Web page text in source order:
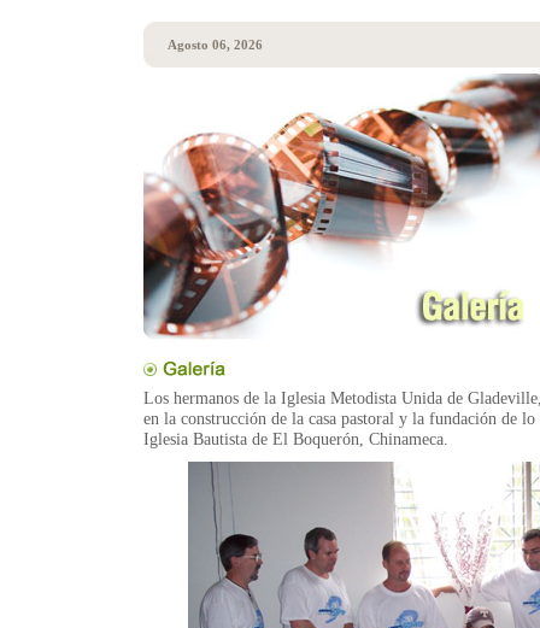
Agosto 06, 2026
Los hermanos de la Iglesia Metodista Unida de
en la construcción de la casa pastoral y la fundación de
Iglesia Bautista de El Boquerón, Chinameca.